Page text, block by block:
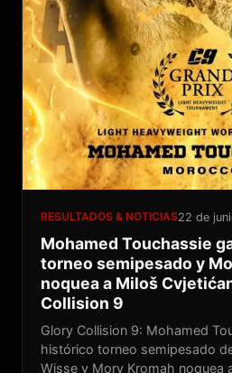
RESULTADOS & NOTICIAS22 de
Mohamed Touchassie
torneo semipesado y
noquea a Miloš
Collision 9
Glory Collision 9: Mohamed
histórico torneo semipesado
Wisse y Mory Kromah noquea